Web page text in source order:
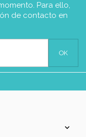
Para ello,
de contacto en
